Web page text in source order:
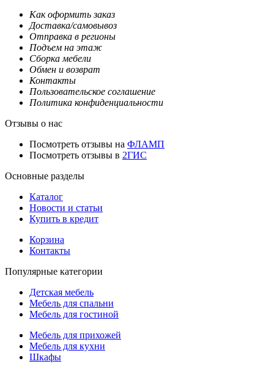
Как оформить заказ
Доставка/самовывоз
Отправка в регионы
Подъем на этаж
Сборка мебели
Обмен и возврат
Контакты
Пользовательское соглашение
Политика конфиденциальности
Отзывы о нас
Посмотреть отзывы на ФЛАМП
Посмотреть отзывы в 2ГИС
Основные разделы
Каталог
Новости и статьи
Купить в кредит
Корзина
Контакты
Популярные категории
Детская мебель
Мебель для спальни
Мебель для гостиной
Мебель для прихожей
Мебель для кухни
Шкафы